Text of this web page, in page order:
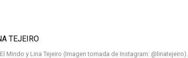
El Mindo y Lina Tejeiro (Imagen tomada de Instagram: @linatejeiro).